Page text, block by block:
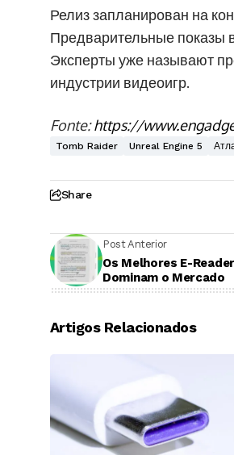
Релиз запланирован на
Предварительные показы
Эксперты уже называют
индустрии видеоигр.
Fonte:https://
Tomb Raider Unreal Engine 5
Share
Post Anterior
Os Melhores E-
Dominam o Mercado
Artigos Relacionados